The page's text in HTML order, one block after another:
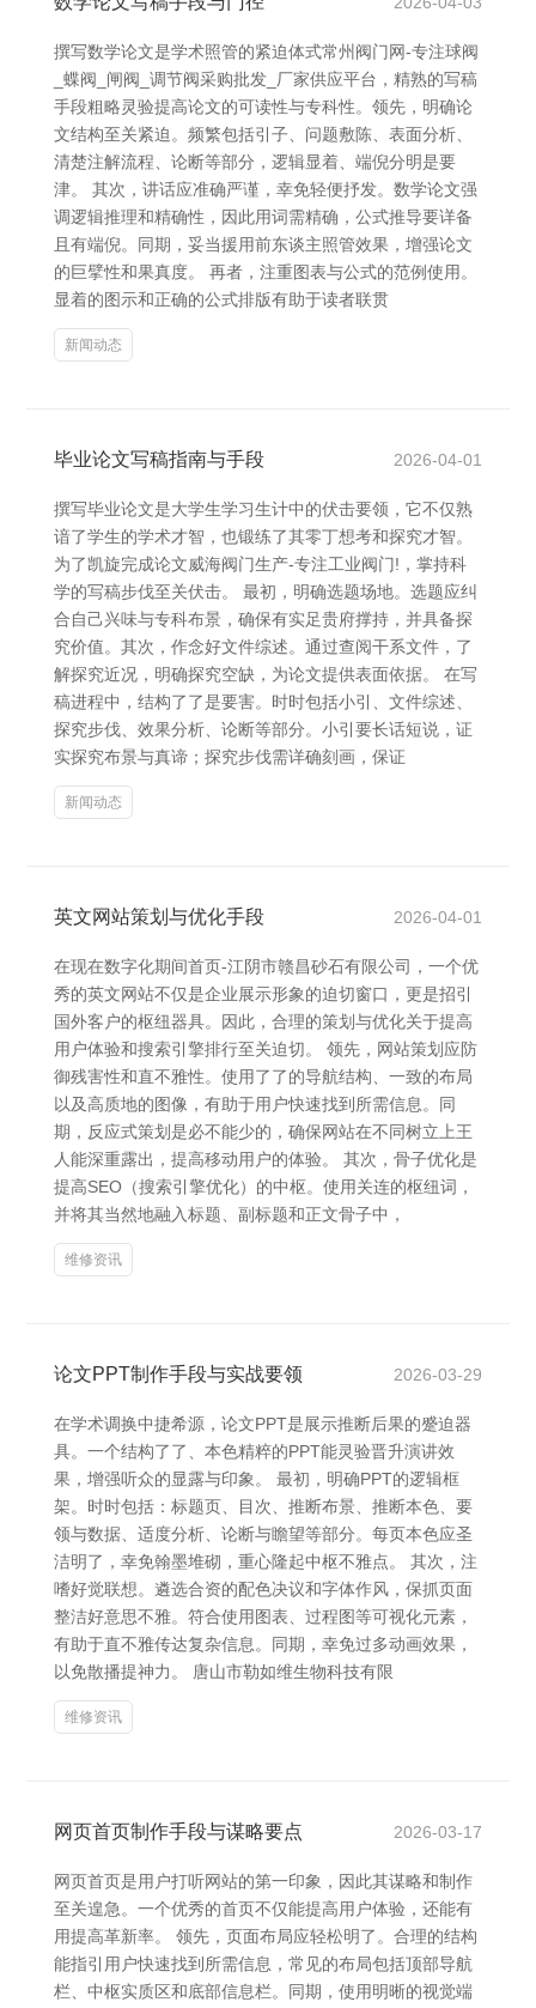
撰写数学论文是学术照管的紧迫体式常州阀门网-专注球阀
_蝶阀_闸阀_调节阀采购批发_厂家供应平台，精熟的写稿
手段粗略灵验提高论文的可读性与专科性。领先，明确论
文结构至关紧迫。频繁包括引子、问题敷陈、表面分析、
清楚注解流程、论断等部分，逻辑显着、端倪分明是要
津。 其次，讲话应准确严谨，幸免轻便抒发。数学论文强
调逻辑推理和精确性，因此用词需精确，公式推导要详备
且有端倪。同期，妥当援用前东谈主照管效果，增强论文
的巨擘性和果真度。 再者，注重图表与公式的范例使用。
显着的图示和正确的公式排版有助于读者联贯
新闻动态
毕业论文写稿指南与手段 2026-04-01
撰写毕业论文是大学生学习生计中的伏击要领，它不仅熟
谙了学生的学术才智，也锻练了其零丁想考和探究才智。
为了凯旋完成论文威海阀门生产-专注工业阀门!，掌持科
学的写稿步伐至关伏击。 最初，明确选题场地。选题应纠
合自己兴味与专科布景，确保有实足贵府撑持，并具备探
究价值。其次，作念好文件综述。通过查阅干系文件，了
解探究近况，明确探究空缺，为论文提供表面依据。 在写
稿进程中，结构了了是要害。时时包括小引、文件综述、
探究步伐、效果分析、论断等部分。小引要长话短说，证
实探究布景与真谛；探究步伐需详确刻画，保证
新闻动态
英文网站策划与优化手段 2026-04-01
在现在数字化期间首页-江阴市赣昌砂石有限公司，一个优
秀的英文网站不仅是企业展示形象的迫切窗口，更是招引
国外客户的枢纽器具。因此，合理的策划与优化关于提高
用户体验和搜索引擎排行至关迫切。 领先，网站策划应防
御残害性和直不雅性。使用了了的导航结构、一致的布局
以及高质地的图像，有助于用户快速找到所需信息。同
期，反应式策划是必不能少的，确保网站在不同树立上王
人能深重露出，提高移动用户的体验。 其次，骨子优化是
提高SEO（搜索引擎优化）的中枢。使用关连的枢纽词，
并将其当然地融入标题、副标题和正文骨子中，
维修资讯
论文PPT制作手段与实战要领 2026-03-29
在学术调换中捷希源，论文PPT是展示推断后果的蹙迫器
具。一个结构了了、本色精粹的PPT能灵验晋升演讲效
果，增强听众的显露与印象。 最初，明确PPT的逻辑框
架。时时包括：标题页、目次、推断布景、推断本色、要
领与数据、适度分析、论断与瞻望等部分。每页本色应圣
洁明了，幸免翰墨堆砌，重心隆起中枢不雅点。 其次，注
嗜好觉联想。遴选合资的配色决议和字体作风，保抓页面
整洁好意思不雅。符合使用图表、过程图等可视化元素，
有助于直不雅传达复杂信息。同期，幸免过多动画效果，
以免散播提神力。 唐山市勒如维生物科技有限
维修资讯
网页首页制作手段与谋略要点 2026-03-17
网页首页是用户打听网站的第一印象，因此其谋略和制作
至关遑急。一个优秀的首页不仅能提高用户体验，还能有
用提高革新率。 领先，页面布局应轻松明了。合理的结构
能指引用户快速找到所需信息，常见的布局包括顶部导航
栏、中枢实质区和底部信息栏。同期，使用明晰的视觉端